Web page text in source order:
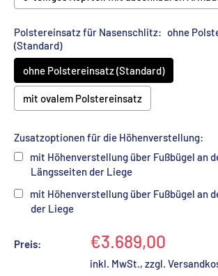
Polstereinsatz für Nasenschlitz: ohne
(Standard)
ohne Polstereinsatz (Standard)
mit ovalem Polstereinsatz
Zusatzoptionen für die Höhenverstellung:
mit Höhenverstellung über Fußbügel an
Längsseiten der Liege
mit Höhenverstellung über Fußbügel an
der Liege
Selection will addto the price
Preis: €3.689,00
inkl. MwSt., zzgl.